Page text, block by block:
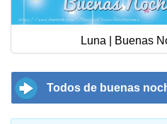
Luna | Buenas
Todos de buenas